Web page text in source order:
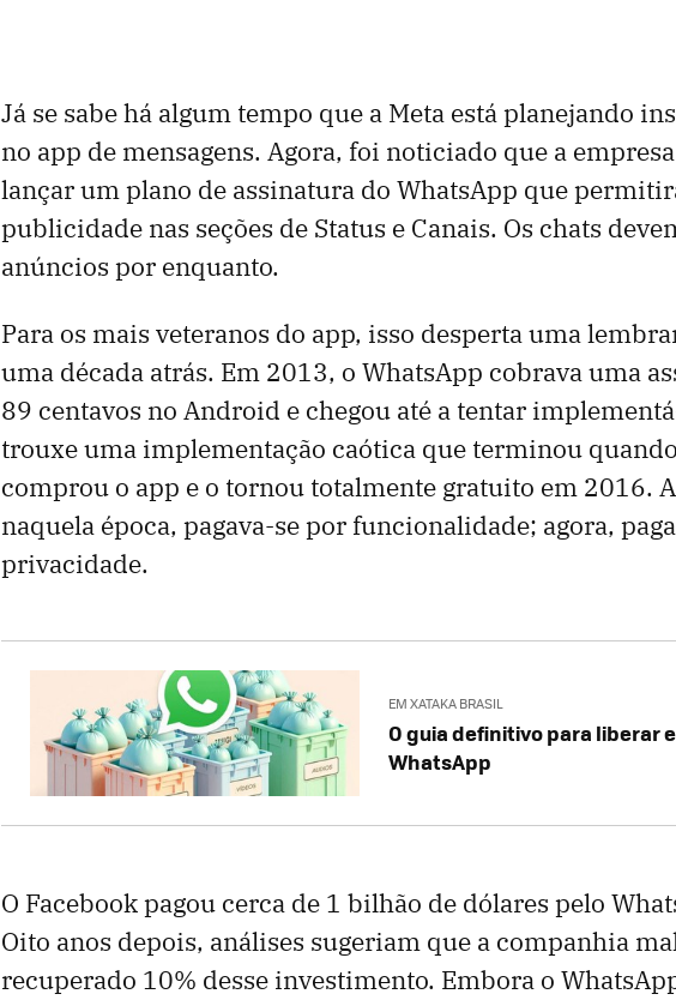
Já se sabe há algum tempo que a Meta está planejando
no app de mensagens. Agora, foi noticiado que a
lançar um plano de assinatura do WhatsApp que
publicidade nas seções de Status e Canais. Os chats
anúncios por enquanto.
Para os mais veteranos do app, isso desperta uma
uma década atrás. Em 2013, o WhatsApp cobrava uma
89 centavos no Android e chegou até a tentar
trouxe uma implementação caótica que terminou
comprou o app e o tornou totalmente gratuito em 2016.
naquela época, pagava-se por funcionalidade; agora,
privacidade.
EM XATAKA BRASIL
O guia definitivo para liberar
WhatsApp
O Facebook pagou cerca de 1 bilhão de dólares pelo
Oito anos depois, análises sugeriam que a companhia
recuperado 10% desse investimento. Embora o